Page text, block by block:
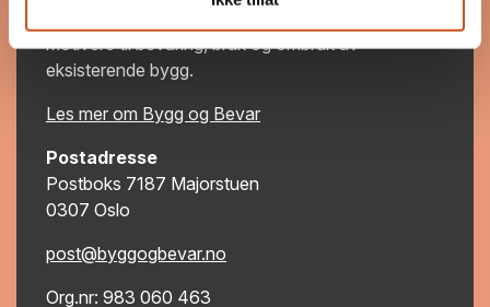
motivere til bevaring, bruk og ombruk av
eksisterende bygg.
Les mer om Bygg og Bevar
Postadresse
Postboks 7187 Majorstuen
0307 Oslo
post@byggogbevar.no
Org.nr: 983 060 463